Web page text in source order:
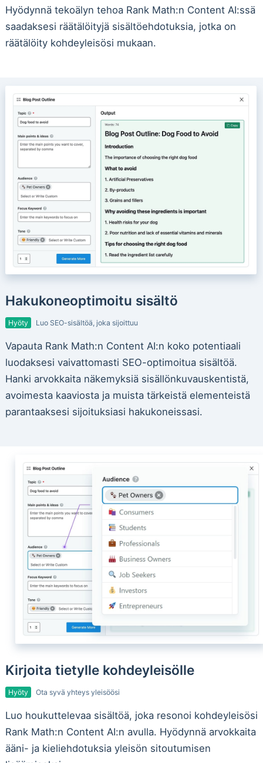
Hyödynnä tekoälyn tehoa Rank Math:n Content AI:ssä
saadaksesi räätälöityjä sisältöehdotuksia, jotka on
räätälöity kohdeyleisösi mukaan.
Hakukoneoptimoitu sisältö
Hyöty Luo SEO-sisältöä, joka sijoittuu
Vapauta Rank Math:n Content AI:n koko potentiaali
luodaksesi vaivattomasti SEO-optimoitua sisältöä.
Hanki arvokkaita näkemyksiä sisällönkuvauskentistä,
avoimesta kaaviosta ja muista tärkeistä elementeistä
parantaaksesi sijoituksiasi hakukoneissasi.
Kirjoita tietylle kohdeyleisölle
Hyöty Ota syvä yhteys yleisöösi
Luo houkuttelevaa sisältöä, joka resonoi kohdeyleisösi
Rank Math:n Content AI:n avulla. Hyödynnä arvokkaita
ääni- ja kieliehdotuksia yleisön sitoutumisen